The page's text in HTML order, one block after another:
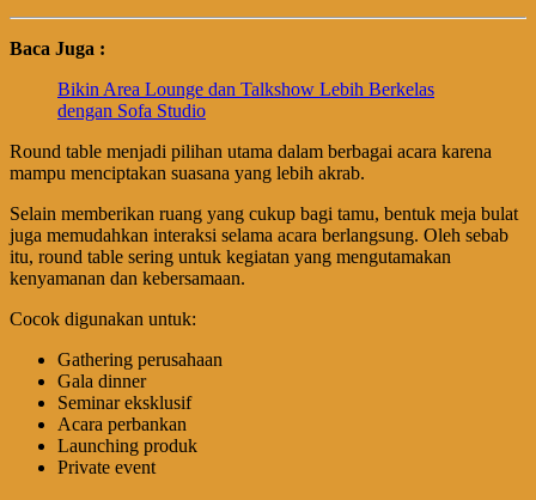
Baca Juga :
Bikin Area Lounge dan Talkshow Lebih Berkelas
dengan Sofa Studio
Round table menjadi pilihan utama dalam berbagai acara karena
mampu menciptakan suasana yang lebih akrab.
Selain memberikan ruang yang cukup bagi tamu, bentuk meja bulat
juga memudahkan interaksi selama acara berlangsung. Oleh sebab
itu, round table sering untuk kegiatan yang mengutamakan
kenyamanan dan kebersamaan.
Cocok digunakan untuk:
Gathering perusahaan
Gala dinner
Seminar eksklusif
Acara perbankan
Launching produk
Private event